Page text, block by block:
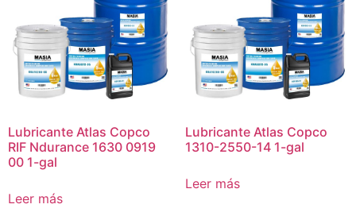
Lubricante Atlas Copco
RIF Ndurance 1630 0919
00 1-gal
Leer más
Lubricante Atlas Copco
1310-2550-14 1-gal
Leer más